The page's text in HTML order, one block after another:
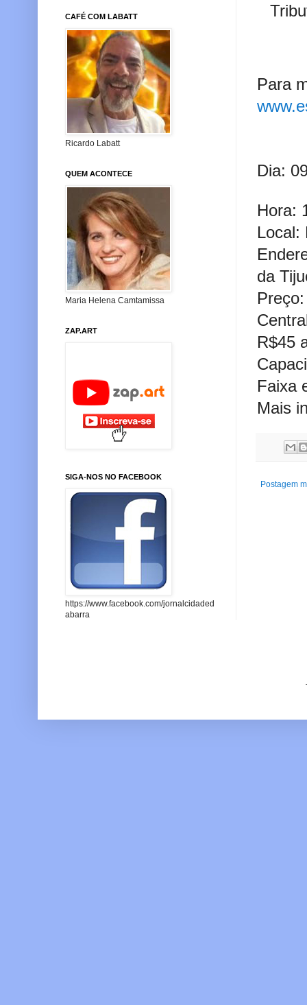
Para
Dia:
Hora:
Local:
da
R$45
Faixa
Mais
Postagem
CAFÉ COM LABATT
Ricardo Labatt
QUEM ACONTECE
Maria Helena Camtamissa
ZAP.ART
SIGA-NOS NO FACEBOOK
https://www.facebook.com/jornalcidaded
abarra